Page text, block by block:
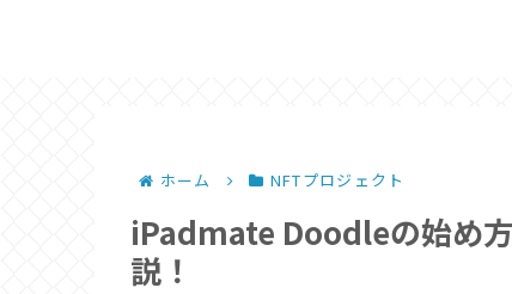
ホーム NFTプロジェクト
iPadmate Doodleの始め
説！